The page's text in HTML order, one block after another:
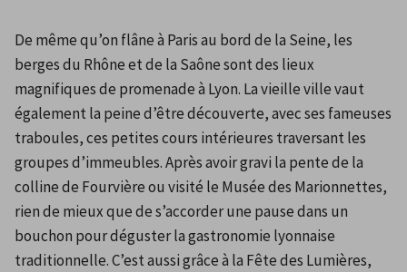
De même qu’on flâne à Paris au bord de la Seine, les
berges du Rhône et de la Saône sont des lieux
magnifiques de promenade à Lyon. La vieille ville vaut
également la peine d’être découverte, avec ses fameuses
traboules, ces petites cours intérieures traversant les
groupes d’immeubles. Après avoir gravi la pente de la
colline de Fourvière ou visité le Musée des Marionnettes,
rien de mieux que de s’accorder une pause dans un
bouchon pour déguster la gastronomie lyonnaise
traditionnelle. C’est aussi grâce à la Fête des Lumières,